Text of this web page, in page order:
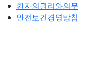
환자의권리와의무
안전보건경영방침